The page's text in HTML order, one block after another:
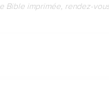
Bible imprimée, rendez-